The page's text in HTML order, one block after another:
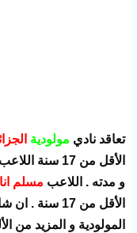
تعاقد نادي مولودية
الأقل من 17 سنة اللاعب
و مدته . اللاعب مسلم
الأقل من 17
المولودية و المزيد من